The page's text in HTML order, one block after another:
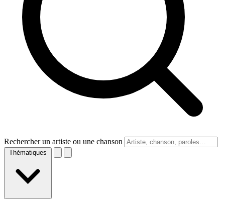
Rechercher un artiste ou une chanson
Thématiques